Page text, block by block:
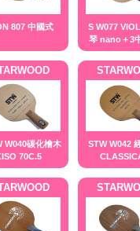
807 中國式
S W077
琴 nano＋3
W040碳化檜木
70C.5
STW W042